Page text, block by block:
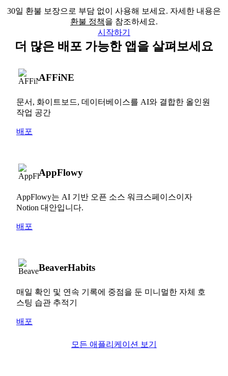
30일 환불 보장으로 부담 없이 사용해 보세요. 자세한 내용은
환불 정책을 참조하세요.
시작하기
더 많은 배포 가능한 앱을 살펴보세요
AFFiNE
문서, 화이트보드, 데이터베이스를 AI와 결합한 올인원
작업 공간
배포
AppFlowy
AppFlowy는 AI 기반 오픈 소스 워크스페이스이자
Notion 대안입니다.
배포
BeaverHabits
매일 확인 및 연속 기록에 중점을 둔 미니멀한 자체 호
스팅 습관 추적기
배포
모든 애플리케이션 보기